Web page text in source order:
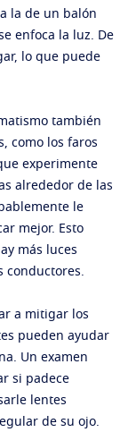
la de un balón
enfoca la luz. De
lo que puede
también
como los faros
experimente
alrededor de las
le
mejor. Esto
más luces
conductores.
a mitigar los
pueden ayudar
Un examen
si padece
lentes
de su ojo.